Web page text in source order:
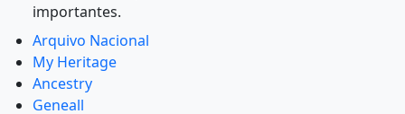
importantes.
Arquivo Nacional
My Heritage
Ancestry
Geneall